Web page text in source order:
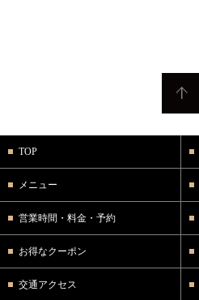
TOP
メニュー
営業時間・料金・予約
お得なクーポン
交通アクセス